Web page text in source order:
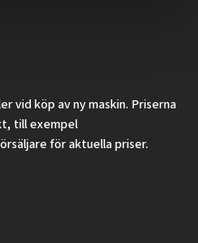
vid köp av ny maskin. Priserna
till exempel
för aktuella priser.